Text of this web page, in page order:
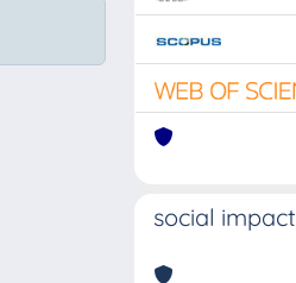
social impact